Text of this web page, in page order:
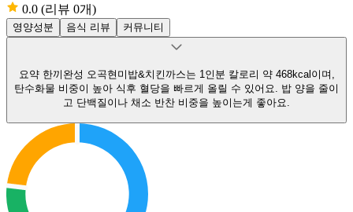
0.0 (리뷰 0개)
영양성분 음식 리뷰 커뮤니티
요약 한끼완성 오곡현미밥&치킨까스는 1인분 칼로리 약 468kcal이며,
탄수화물 비중이 높아 식후 혈당을 빠르게 올릴 수 있어요. 밥 양을 줄이
고 단백질이나 채소 반찬 비중을 높이는게 좋아요.